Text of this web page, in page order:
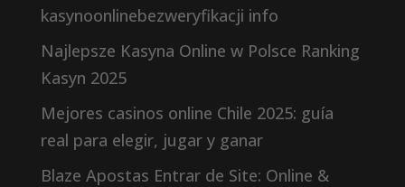
kasynoonlinebezweryfikacji info
Najlepsze Kasyna Online w Polsce Ranking
Kasyn 2025
Mejores casinos online Chile 2025: guía
real para elegir, jugar y ganar
Blaze Apostas Entrar de Site: Online &